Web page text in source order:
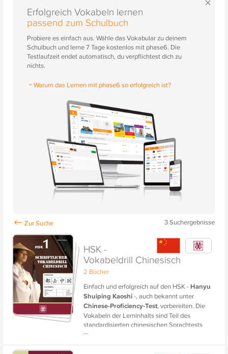
Erfolgreich Vokabeln lernen
passend zum Schulbuch
Probiere es einfach aus. Wähle das Vokabular zu deinem
Schulbuch und lerne 7 Tage kostenlos mit phase6. Die
Testlaufzeit endet automatisch, du verpflichtest dich zu
nichts.
Warum das Lernen mit phase6 so erfolgreich ist?
3Suchergebnisse
HSK -
Vokabeldrill Chinesisch
2 Bücher
Einfach und erfolgreich auf den HSK - Hanyu
Shuiping Kaoshi-, auch bekannt unter
Chinese-Proficiency-Test, vorbereiten. Die
Vokabeln der Lerninhalts sind Teil des
standardisierten chinesischen Sprachtests
für Chinesisch als Fremdsprache, die der
...